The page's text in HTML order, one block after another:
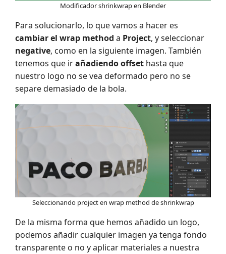
Modificador shrinkwrap en Blender
Para solucionarlo, lo que vamos a hacer es
cambiar el wrap method a Project, y seleccionar
negative, como en la siguiente imagen. También
tenemos que irañadiendo offset hasta que
nuestro logo no se vea deformado pero no se
separe demasiado de la bola.
Seleccionando project en wrap method de shrinkwrap
De la misma forma que hemos añadido un logo,
podemos añadir cualquier imagen ya tenga fondo
transparente o no y aplicar materiales a nuestra